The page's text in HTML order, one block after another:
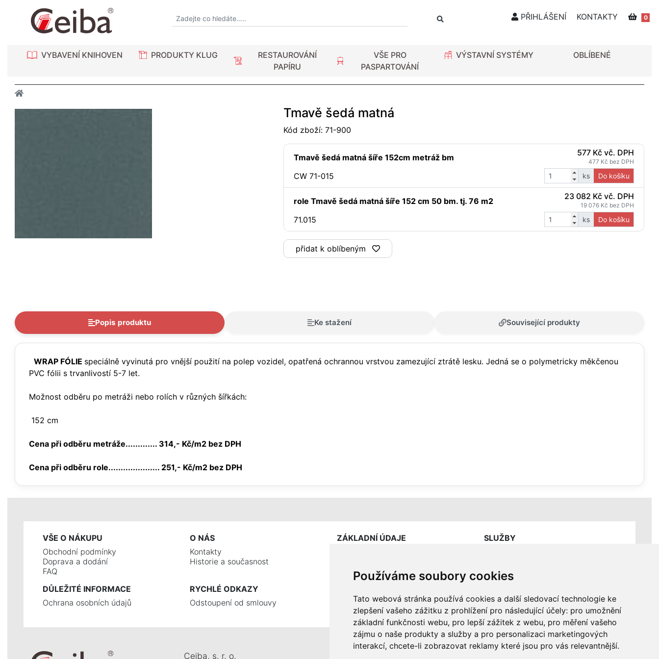
Používáme soubory cookies
Tato webová stránka používá cookies a další sledovací technologie ke
zlepšení vašeho zážitku z prohlížení pro následující účely: pro umožnění
základní funkčnosti webu, pro lepší zážitek z webu, pro měření vašeho
zájmu o naše produkty a služby a pro personalizaci marketingových
interakcí, chcete-li zobrazovat reklamy které jsou pro vás relevantnější.
PŘIHLÁŠENÍ KONTAKTY 0
VYBAVENÍ KNIHOVEN PRODUKTY KLUG
RESTAUROVÁNÍ
PAPÍRU
VŠE PRO
PASPARTOVÁNÍ
VÝSTAVNÍ SYSTÉMY OBLÍBENÉ
Tmavě šedá matná
Kód zboží: 71-900
Tmavě šedá matná šíře 152cm metráž bm 577 Kč vč. DPH
477 Kč bez DPH
CW 71-015 ks Do košíku
role Tmavě šedá matná šíře 152 cm 50 bm. tj. 76 m2 23 082 Kč vč. DPH
19 076 Kč bez DPH
71.015 ks Do košíku
přidat k oblíbeným
Popis produktu Ke stažení Související produkty
WRAP FÓLIE speciálně vyvinutá pro vnější použití na polep vozidel, opatřená ochrannou vrstvou zamezující ztrátě lesku. Jedná se o polymetricky měkčenou
PVC fólii s trvanlivostí 5-7 let.
Možnost odběru po metráži nebo rolích v různých šířkách:
152 cm
Cena při odběru metráže............. 314,- Kč/m2 bez DPH
Cena při odběru role..................... 251,- Kč/m2 bez DPH
VŠE O NÁKUPU
Obchodní podmínky
Doprava a dodání
FAQ
O NÁS
Kontakty
Historie a současnost
ZÁKLADNÍ ÚDAJE
SLUŽBY
DŮLEŽITÉ INFORMACE
Ochrana osobních údajů
RYCHLÉ ODKAZY
Odstoupení od smlouvy
Ceiba, s. r. o.